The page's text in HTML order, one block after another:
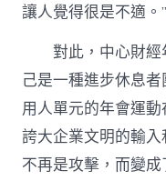
讓人覺得很是不適。
對此，中心財
己是一種進步休息
用人單元的年會運
誇大企業文明的輸
不再是攻擊，而變